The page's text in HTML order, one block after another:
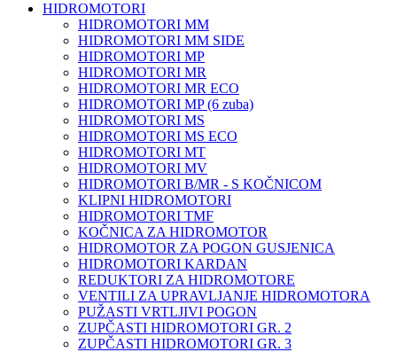
HIDROMOTORI
HIDROMOTORI MM
HIDROMOTORI MM SIDE
HIDROMOTORI MP
HIDROMOTORI MR
HIDROMOTORI MR ECO
HIDROMOTORI MP (6 zuba)
HIDROMOTORI MS
HIDROMOTORI MS ECO
HIDROMOTORI MT
HIDROMOTORI MV
HIDROMOTORI B/MR - S KOČNICOM
KLIPNI HIDROMOTORI
HIDROMOTORI TMF
KOČNICA ZA HIDROMOTOR
HIDROMOTOR ZA POGON GUSJENICA
HIDROMOTORI KARDAN
REDUKTORI ZA HIDROMOTORE
VENTILI ZA UPRAVLJANJE HIDROMOTORA
PUŽASTI VRTLJIVI POGON
ZUPČASTI HIDROMOTORI GR. 2
ZUPČASTI HIDROMOTORI GR. 3